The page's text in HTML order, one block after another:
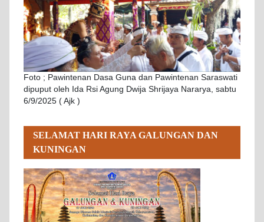
Foto ; Pawintenan Dasa Guna dan Pawintenan Saraswati
dipuput oleh Ida Rsi Agung Dwija Shrijaya Nararya, sabtu
6/9/2025 ( Ajk )
SELAMAT HARI RAYA GALUNGAN DAN
KUNINGAN